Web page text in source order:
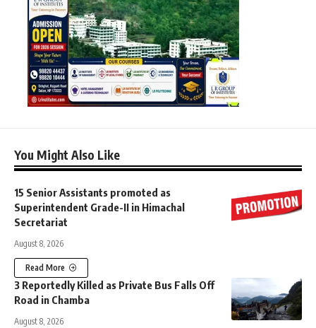
You Might Also Like
15 Senior Assistants promoted as
Superintendent Grade-II in Himachal
Secretariat
August 8, 2026
Read More
3 Reportedly Killed as Private Bus Falls Off
Road in Chamba
August 8, 2026